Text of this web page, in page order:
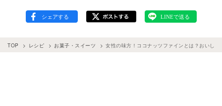
TOP レシピ お菓子・スイーツ 女性の味方！ココナッツファインとは？おいし